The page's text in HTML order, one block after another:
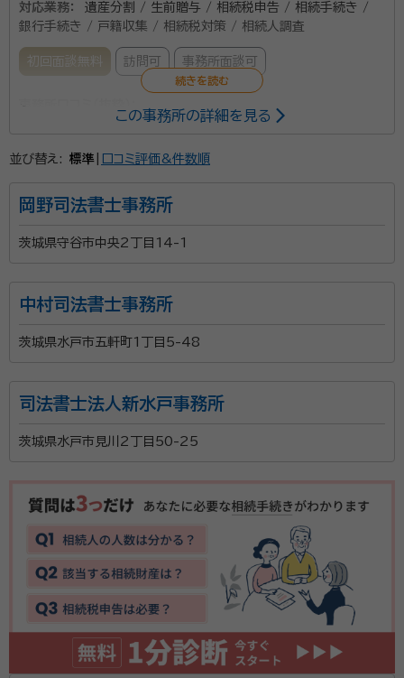
対応業務：
遺産分割 / 生前贈与 / 相続税申告 / 相続手続き /
銀行手続き / 戸籍収集 / 相続税対策 / 相続人調査
初回面談無料 訪問可 事務所面談可
この事務所の詳細を見る
並び替え: 標準 口コミ評価&件数順
岡野司法書士事務所
茨城県守谷市中央2丁目14-1
中村司法書士事務所
茨城県水戸市五軒町1丁目5-48
司法書士法人新水戸事務所
茨城県水戸市見川2丁目50-25